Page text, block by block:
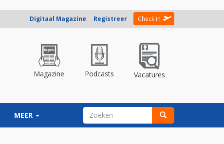
Digitaal Magazine Registreer Check in
Magazine Podcasts Vacatures
MEER ZOEKVELD